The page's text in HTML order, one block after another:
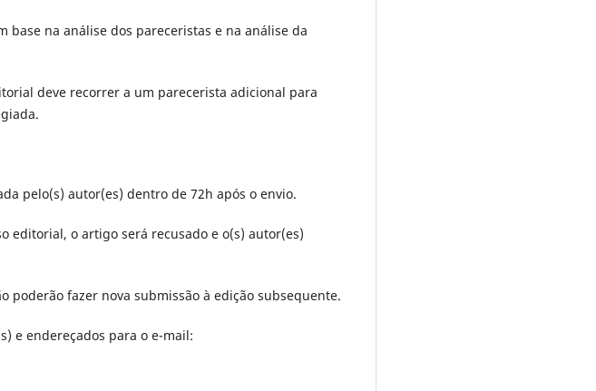
base na análise dos pareceristas e na análise da
deve recorrer a um parecerista adicional para
pelo(s) autor(es) dentro de 72h após o envio.
editorial, o artigo será recusado e o(s) autor(es)
poderão fazer nova submissão à edição subsequente.
e endereçados para o e-mail: